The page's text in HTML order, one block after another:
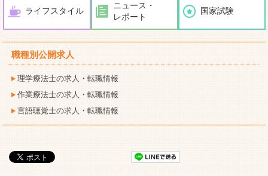
ライフスタイル
ニュース・
レポート
国家試験
職種別公開求人
理学療法士の求人・転職情報
作業療法士の求人・転職情報
言語聴覚士の求人・転職情報